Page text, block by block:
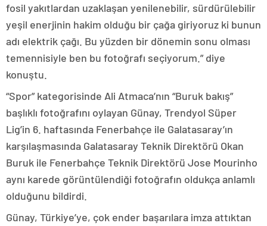
fosil yakıtlardan uzaklaşan yenilenebilir, sürdürülebilir
yeşil enerjinin hakim olduğu bir çağa giriyoruz ki bunun
adı elektrik çağı. Bu yüzden bir dönemin sonu olması
temennisiyle ben bu fotoğrafı seçiyorum.” diye
konuştu.
“Spor” kategorisinde Ali Atmaca’nın “Buruk bakış”
başlıklı fotoğrafını oylayan Günay, Trendyol Süper
Lig’in 6. haftasında Fenerbahçe ile Galatasaray’ın
karşılaşmasında Galatasaray Teknik Direktörü Okan
Buruk ile Fenerbahçe Teknik Direktörü Jose Mourinho
aynı karede görüntülendiği fotoğrafın oldukça anlamlı
olduğunu bildirdi.
Günay, Türkiye’ye, çok ender başarılara imza attıktan